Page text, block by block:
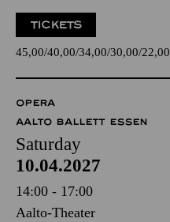
TICKETS
45,00 40,00 34,00 30,00 22,00
OPERA
AALTO BALLETT ESSEN
Saturday
10.04.2027
14:00 - 17:00
Aalto-Theater